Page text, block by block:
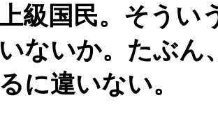
級国民。そうい
ないか。たぶん
に違いない。